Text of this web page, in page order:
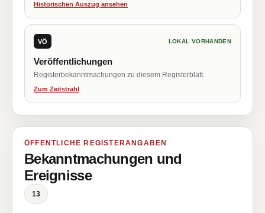
Historischen Auszug ansehen
VÖ LOKAL VORHANDEN
Veröffentlichungen
Registerbekanntmachungen zu diesem Registerblatt.
Zum Zeitstrahl
ÖFFENTLICHE REGISTERANGABEN
Bekanntmachungen und
Ereignisse
13